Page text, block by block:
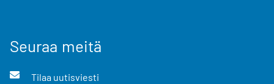
Seuraa meitä
Tilaa uutisviesti